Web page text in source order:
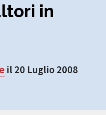
in
il 20 Luglio 2008